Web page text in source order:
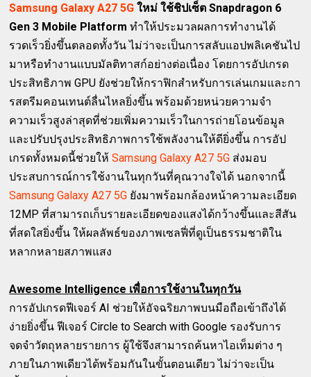
Samsung Galaxy A27 5G ใหม่ ใช้ชิปเซ็ต Snapdragon 6
Gen 3 Mobile Platform ทำให้ประมวลผลการทำงานได้
รวดเร็วยิ่งขึ้นตลอดทั้งวัน ไม่ว่าจะเป็นการสลับแอปพลิเคชันไป
มาหรือทำงานแบบมัลติทาสก์อย่างต่อเนื่อง โดยการอัปเกรด
ประสิทธิภาพ GPU ยังช่วยให้กราฟิกสำหรับการเล่นเกมและกา
รสตรีมคอนเทนต์ลื่นไหลยิ่งขึ้น พร้อมด้วยหน่วยความจำ
ความเร็วสูงล่าสุดที่ช่วยเพิ่มความเร็วในการถ่ายโอนข้อมูล
และปรับปรุงประสิทธิภาพการใช้พลังงานให้ดียิ่งขึ้น การอัป
เกรดทั้งหมดนี้ช่วยให้Samsung Galaxy A27 5G ส่งมอบ
ประสบการณ์การใช้งานในทุกวันที่คุณวางใจได้ นอกจากนี้
Samsung Galaxy A27 5G ยังมาพร้อมกล้องหน้าความละเอียด
12MP ที่สามารถเก็บรายละเอียดของแสงได้กว้างขึ้นและสีสัน
ที่สดใสยิ่งขึ้น ให้ผลลัพธ์ของภาพเซลฟี่ที่ดูเป็นธรรมชาติใน
หลากหลายสภาพแสง
Awesome Intelligence เพื่อการใช้งานในทุกวัน
การอัปเกรดฟีเจอร์ AI ช่วยให้อัจฉริยภาพบนมือถือเข้าถึงได้
ง่ายยิ่งขึ้น ฟีเจอร์ Circle to Search with Google รองรับการ
จดจำวัตถุหลายรายการ ผู้ใช้จึงสามารถค้นหาไอเท็มต่าง ๆ
ภายในภาพเดียวได้พร้อมกันในขั้นตอนเดียว ไม่ว่าจะเป็น